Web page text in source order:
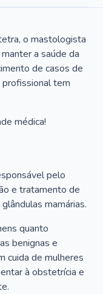
o mastologista
a saúde da
de casos de
profissional tem
médica!
pelo
e tratamento de
mamárias.
quanto
benignas e
cuida de mulheres
à obstetrícia e